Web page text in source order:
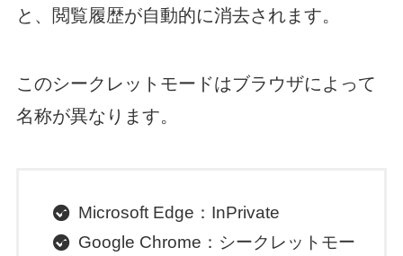
と、閲覧履歴が自動的に消去されます。
このシークレットモードはブラウザによって
名称が異なります。
Microsoft Edge：InPrivate
Google Chrome：シークレットモー